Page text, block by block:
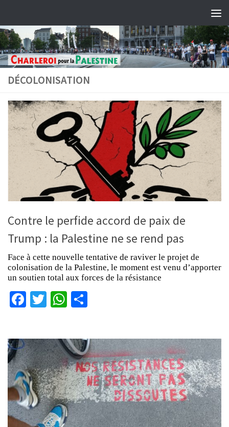
DÉCOLONISATION
Contre le perfide accord de paix de
Trump : la Palestine ne se rend pas
Face à cette nouvelle tentative de raviver le projet de
colonisation de la Palestine, le moment est venu d’apporter
un soutien total aux forces de la résistance
Facebook
TwitterWhatsApp